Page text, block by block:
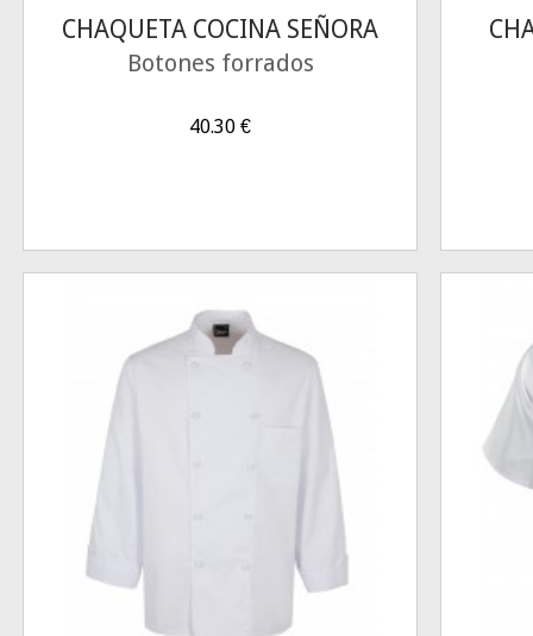
CHAQUETA COCINA SEÑORA
Botones forrados
40.30 €